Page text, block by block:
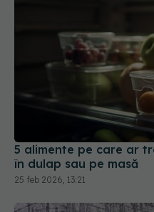
5 alimente pe care ar
în dulap sau pe masă
25 feb 2026, 13:21